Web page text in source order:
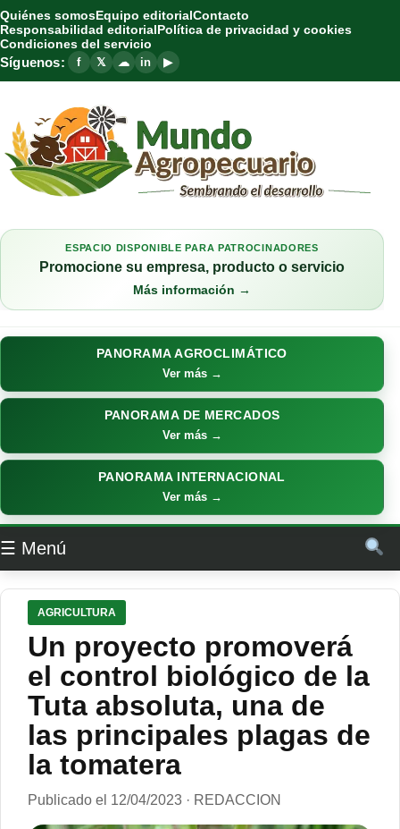
Quiénes somosEquipo editorialContacto
Responsabilidad editorialPolítica de privacidad y cookies
Condiciones del servicio
Síguenos: f 𝕏 ☁ in ▶
ESPACIO DISPONIBLE PARA PATROCINADORES
Promocione su empresa, producto o servicio
Más información →
PANORAMA AGROCLIMÁTICO
Ver más →
PANORAMA DE MERCADOS
Ver más →
PANORAMA INTERNACIONAL
Ver más →
☰ Menú
AGRICULTURA
Un proyecto promoverá
el control biológico de la
Tuta absoluta, una de
las principales plagas de
la tomatera
Publicado el 12/04/2023 · REDACCION